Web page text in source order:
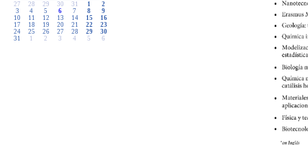
27
28 29 30 31 1
2
3
4 5 6 7 8
9
10
11 12 13 14 15
16
17
18 19 20 21 22
23
24
25 26 27 28 29
30
31
1 2 3 4 5 6